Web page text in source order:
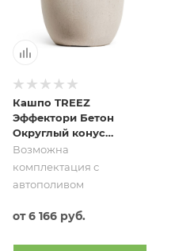
Кашпо TREEZ
Эффектори Бетон
Округлый конус
Белый песок
Возможна
комплектация с
автополивом
от6 166 руб.